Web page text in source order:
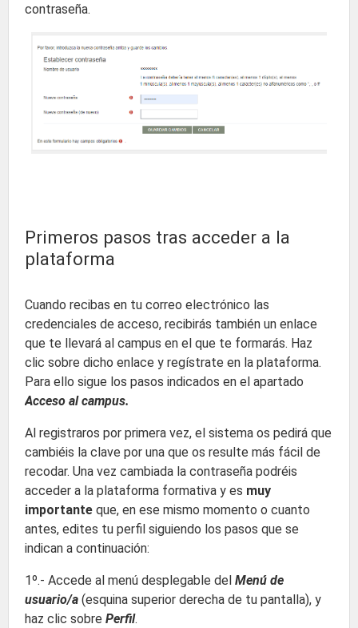
contraseña.
Primeros pasos tras acceder a la
plataforma
Cuando recibas en tu correo electrónico las
credenciales de acceso, recibirás también un enlace
que te llevará al campus en el que te formarás. Haz
clic sobre dicho enlace y regístrate en la plataforma.
Para ello sigue los pasos indicados en el apartado
Acceso al campus.
Al registraros por primera vez, el sistema os pedirá que
cambiéis la clave por una que os resulte más fácil de
recodar. Una vez cambiada la contraseña podréis
acceder a la plataforma formativa y es muy
importante que, en ese mismo momento o cuanto
antes, edites tu perfil siguiendo los pasos que se
indican a continuación:
1º.- Accede al menú desplegable del Menú de
usuario/a (esquina superior derecha de tu pantalla), y
haz clic sobre Perfil.